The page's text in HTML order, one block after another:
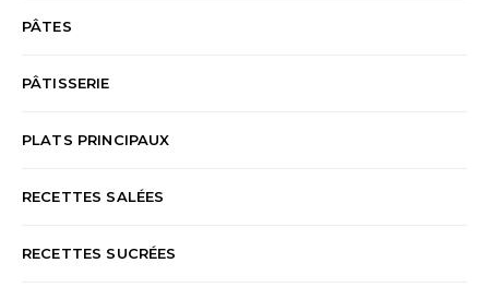
PÂTES
PÂTISSERIE
PLATS PRINCIPAUX
RECETTES SALÉES
RECETTES SUCRÉES